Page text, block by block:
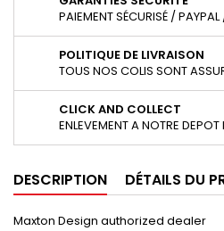
PAIEMENT SÉCURISÉ /
POLITIQUE DE LIVRAISON
TOUS NOS COLIS SONT
CLICK AND COLLECT
ENLEVEMENT A NOTRE
DESCRIPTION DÉTAILS DU
Maxton Design authorized dealer